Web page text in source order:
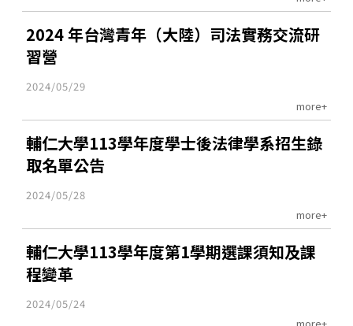
2024 年台灣青年（大陸）司法實務交流研
習營
2024/05/29
more+
輔仁大學113學年度學士後法律學系招生錄
取名單公告
2024/05/28
more+
輔仁大學113學年度第1學期選課須知及課
程變革
2024/05/24